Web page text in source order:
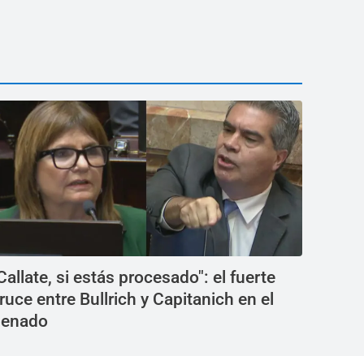
si estás procesado": el fuerte
entre Bullrich y Capitanich en el